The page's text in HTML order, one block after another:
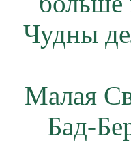
Чудны
Малая
Бад-